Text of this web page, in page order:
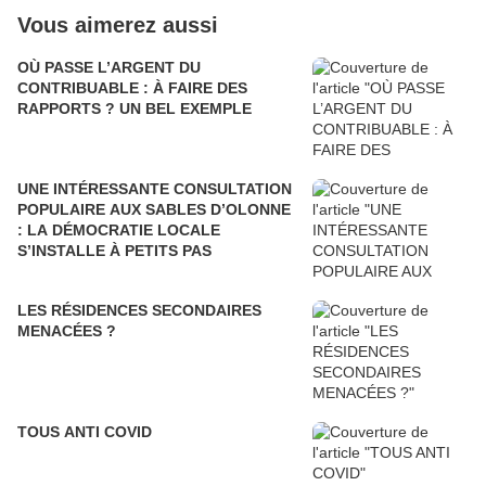
Vous aimerez aussi
OÙ PASSE L’ARGENT DU
CONTRIBUABLE : À FAIRE DES
RAPPORTS ? UN BEL EXEMPLE
UNE INTÉRESSANTE CONSULTATION
POPULAIRE AUX SABLES D’OLONNE
: LA DÉMOCRATIE LOCALE
S’INSTALLE À PETITS PAS
LES RÉSIDENCES SECONDAIRES
MENACÉES ?
TOUS ANTI COVID